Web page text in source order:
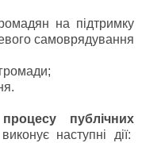
на підтримку
самоврядування
публічних
наступні дії: